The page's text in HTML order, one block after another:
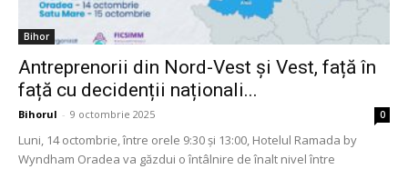
Bihor
Antreprenorii din Nord-Vest și Vest, față în
față cu decidenții naționali...
Bihorul - 9 octombrie 2025 0
Luni, 14 octombrie, între orele 9:30 și 13:00, Hotelul Ramada by
Wyndham Oradea va găzdui o întâlnire de înalt nivel între